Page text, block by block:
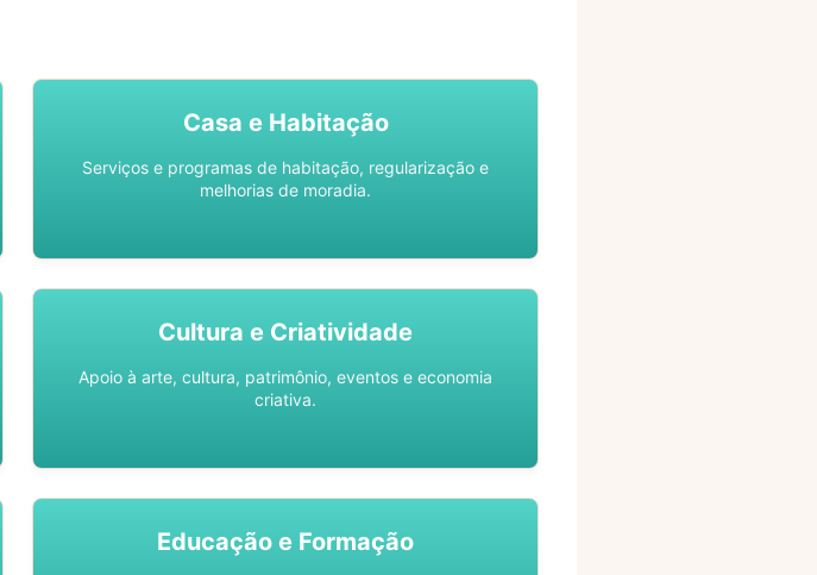
Casa e Habitação
Serviços e programas de habitação, regularização e
melhorias de moradia.
Cultura e Criatividade
Apoio à arte, cultura, patrimônio, eventos e economia
criativa.
Educação e Formação